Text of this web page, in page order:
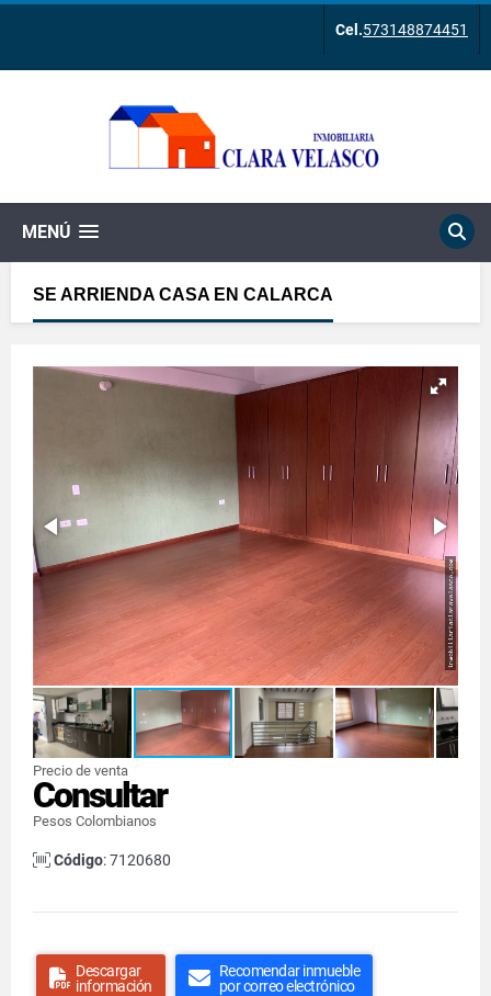
Cel.573148874451
MENÚ
SE ARRIENDA CASA EN CALARCA
Precio de venta
Consultar
Pesos Colombianos
Código: 7120680
Descargar
información
Recomendar inmueble
por correo electrónico